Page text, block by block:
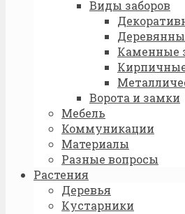
Виды заборов
Каменные
Ворота и замки
Мебель
Коммуникации
Материалы
Разные вопросы
Растения
Деревья
Кустарники